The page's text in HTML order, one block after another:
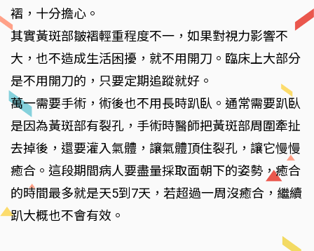
褶，十分擔心。
其實黃斑部皺褶輕重程度不一，如果對視力影響不
大，也不造成生活困擾，就不用開刀。臨床上大部分
是不用開刀的，只要定期追蹤就好。
萬一需要手術，術後也不用長時趴臥。通常需要趴臥
是因為黃斑部有裂孔，手術時醫師把黃斑部周圍牽扯
去掉後，還要灌入氣體，讓氣體頂住裂孔，讓它慢慢
癒合。這段期間病人要盡量採取面朝下的姿勢，癒合
的時間最多就是天5到7天，若超過一周沒癒合，繼續
趴大概也不會有效。